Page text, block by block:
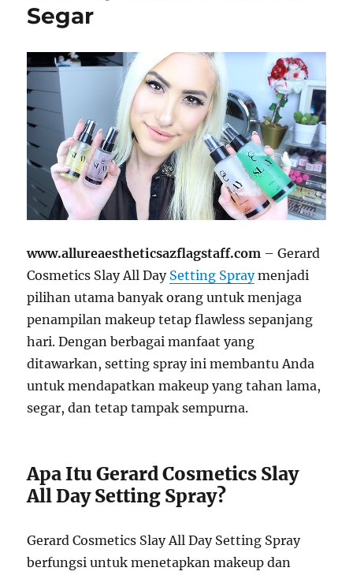
Segar
www.allureaestheticsazflagstaff.com – Gerard
Cosmetics Slay All Day Setting Spraymenjadi
pilihan utama banyak orang untuk menjaga
penampilan makeup tetap flawless sepanjang
hari. Dengan berbagai manfaat yang
ditawarkan, setting spray ini membantu Anda
untuk mendapatkan makeup yang tahan lama,
segar, dan tetap tampak sempurna.
Apa Itu Gerard Cosmetics Slay
All Day Setting Spray?
Gerard Cosmetics Slay All Day Setting Spray
berfungsi untuk menetapkan makeup dan